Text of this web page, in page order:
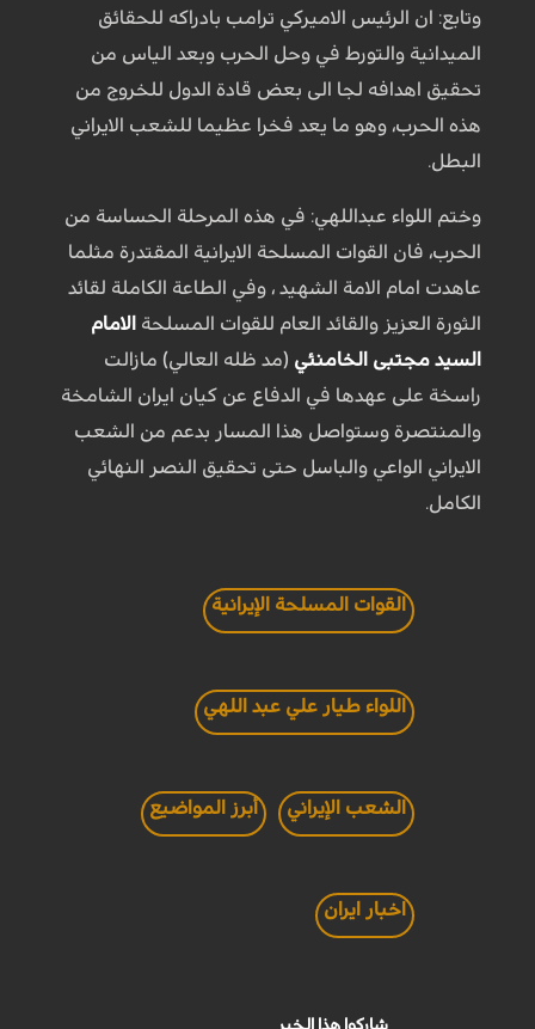
وتابع: ان الرئيس الاميركي ترامب بادراكه للحقائق
الميدانية والتورط في وحل الحرب وبعد الياس من
تحقيق اهدافه لجا الى بعض قادة الدول للخروج من
هذه الحرب، وهو ما يعد فخرا عظيما للشعب الايراني
البطل.
وختم اللواء عبداللهي: في هذه المرحلة الحساسة من
الحرب، فان القوات المسلحة الايرانية المقتدرة مثلما
عاهدت امام الامة الشهيد ، وفي الطاعة الكاملة لقائد
الثورة العزيز والقائد العام للقوات المسلحة الامام
السيد مجتبى الخامنئي (مد ظله العالي) مازالت
راسخة على عهدها في الدفاع عن كيان ايران الشامخة
والمنتصرة وستواصل هذا المسار بدعم من الشعب
الايراني الواعي والباسل حتى تحقيق النصر النهائي
الكامل.
القوات المسلحة الإيرانية
اللواء طيار علي عبد اللهي
الشعب الإيراني أبرز المواضيع
اخبار ايران
شاركوا هذا الخبر